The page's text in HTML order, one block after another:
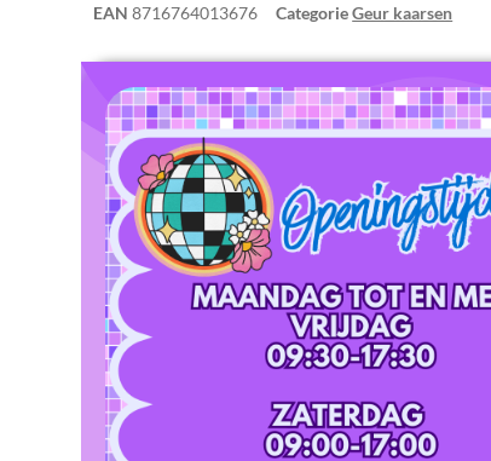
EAN8716764013676 CategorieGeur kaarsen